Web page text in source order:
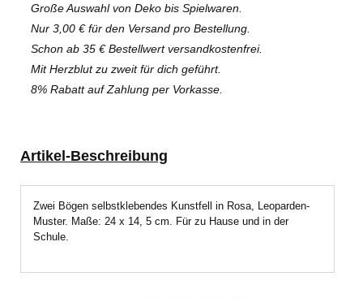
Große Auswahl von Deko bis Spielwaren.
Nur 3,00 € für den Versand pro Bestellung.
Schon ab 35 € Bestellwert versandkostenfrei.
Mit Herzblut zu zweit für dich geführt.
8% Rabatt auf Zahlung per Vorkasse.
Artikel-Beschreibung
Zwei Bögen selbstklebendes Kunstfell in Rosa, Leoparden-
Muster. Maße: 24 x 14, 5 cm. Für zu Hause und in der
Schule.